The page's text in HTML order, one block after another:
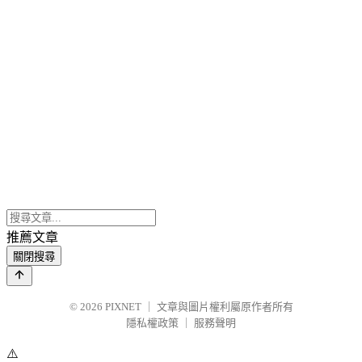
推薦文章
關閉搜尋
© 2026 PIXNET
文章與圖片權利屬原作者所有
隱私權政策
服務聲明
⚠️